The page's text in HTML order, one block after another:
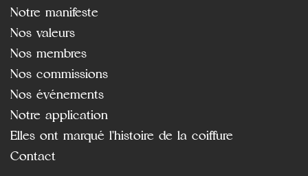
Notre manifeste
Nos valeurs
Nos membres
Nos commissions
Nos événements
Notre application
Elles ont marqué l'histoire de la coiffure
Contact